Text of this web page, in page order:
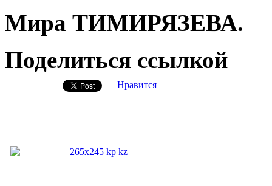
Мира ТИМИРЯЗЕВА.
Поделиться ссылкой
Нравится